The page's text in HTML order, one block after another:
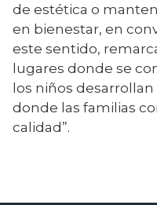
de estética o
en bienestar, en
este sentido,
lugares donde se
los niños
donde las familias
calidad”.